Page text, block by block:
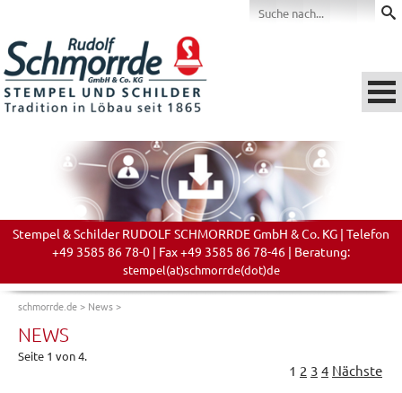
Stempel & Schilder RUDOLF SCHMORRDE GmbH & Co. KG | Telefon
+49 3585 86 78-0 | Fax +49 3585 86 78-46 | Beratung:
stempel(at)schmorrde(dot)de
schmorrde.de> News>
NEWS
Seite 1 von 4.
1 2 3 4 Nächste